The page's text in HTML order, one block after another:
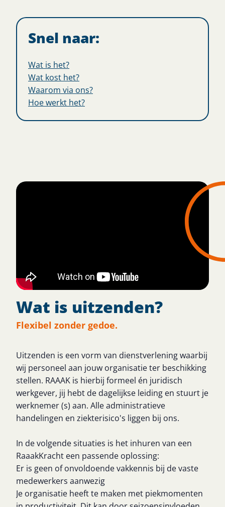
Snel naar:
Wat is het?
Wat kost het?
Waarom via ons?
Hoe werkt het?
Wat is uitzenden?
Flexibel zonder gedoe.
Uitzenden is een vorm van dienstverlening waarbij
wij personeel aan jouw organisatie ter beschikking
stellen. RAAAK is hierbij formeel én juridisch
werkgever, jij hebt de dagelijkse leiding en stuurt je
werknemer (s) aan. Alle administratieve
handelingen en ziekterisico's liggen bij ons.
In de volgende situaties is het inhuren van een
RaaakKracht een passende oplossing:
Er is geen of onvoldoende vakkennis bij de vaste
medewerkers aanwezig
Je organisatie heeft te maken met piekmomenten